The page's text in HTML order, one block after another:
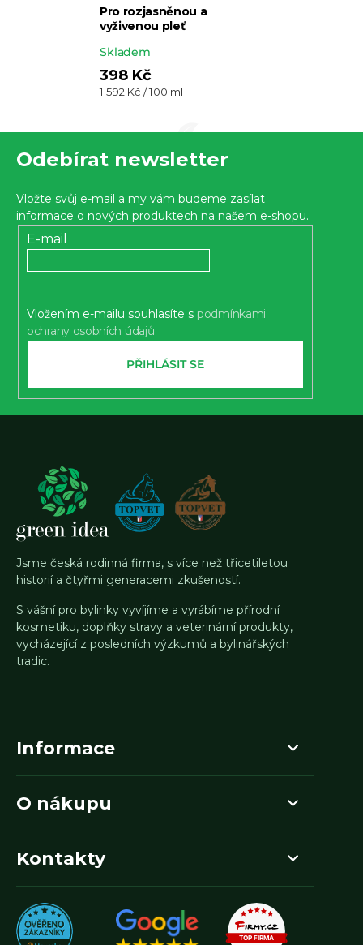
Pro rozjasněnou a
vyživenou pleť
Průměrné
hodnocení
produktu
z 5
Skladem
398 Kč
Měrná
1 592 Kč / 100 ml
Odebírat newsletter
Vložte svůj e-mail a my vám budeme zasílat
informace o nových produktech na našem e-shopu.
E-mail
Vložením e-mailu souhlasíte s podmínkami
ochrany osobních údajů
PŘIHLÁSIT SE
Jsme česká rodinná firma, s více než třicetiletou
historií a čtyřmi generacemi zkušeností.
S vášní pro bylinky vyvíjíme a vyrábíme přírodní
kosmetiku, doplňky stravy a veterinární produkty,
vycházející z posledních výzkumů a bylinářských
tradic.
Informace
O nákupu
Kontakty